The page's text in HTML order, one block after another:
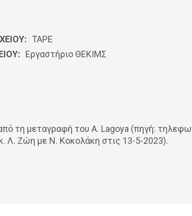
ΤΑΡΕ
Εργαστήριο ΘΕΚΙΜΣ
τη μεταγραφή του A. Lagoya (πηγή:
Λ. Ζώη με Ν. Κοκολάκη στις 13-5-2023).